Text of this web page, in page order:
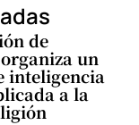
de
un
inteligencia
a la